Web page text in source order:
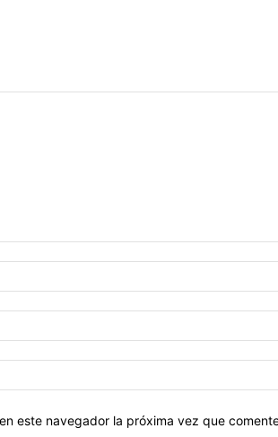
este navegador la próxima vez que